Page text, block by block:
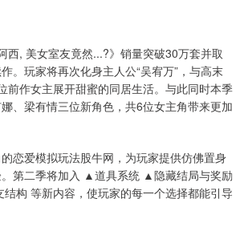
西, 美女室友竟然...?》销量突破30万套并取
。玩家将再次化身主人公“吴宥万”，与高末
前作女主展开甜蜜的同居生活。与此同时本季
、梁有情三位新角色，共6位女主角带来更加
恋爱模拟玩法股牛网，为玩家提供仿佛置身
第二季将加入 ▲道具系统 ▲隐藏结局与奖励
构 等新内容，使玩家的每一个选择都能引导